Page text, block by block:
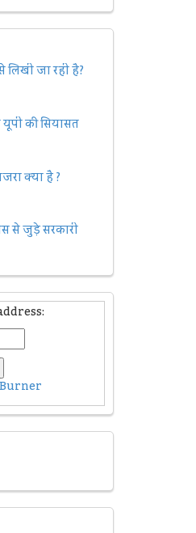
जा रही है?
की सियासत
क्या है ?
से जुड़े सरकारी